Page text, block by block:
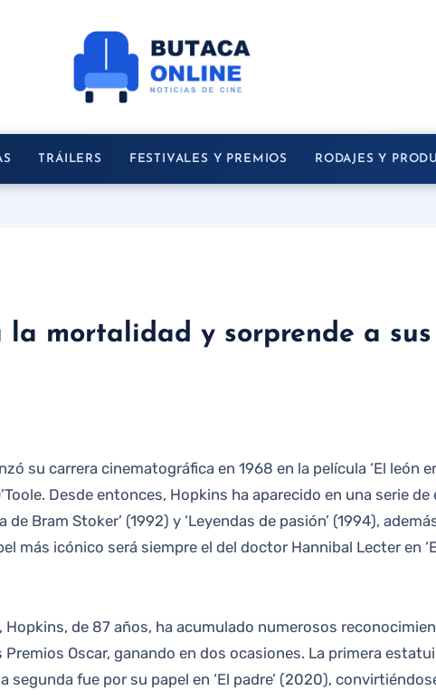
TRÁILERS FESTIVALES Y PREMIOS RODAJES Y
mortalidad y sorprende a sus
Desde entonces, Hopkins ha aparecido en una serie de
de Bram Stoker’ (1992) y ‘Leyendas de pasión’ (1994),
más icónico será siempre el del doctor Hannibal Lecter en
de 87 años, ha acumulado numerosos
Oscar, ganando en dos ocasiones. La primera
fue por su papel en ‘El padre’ (2020),